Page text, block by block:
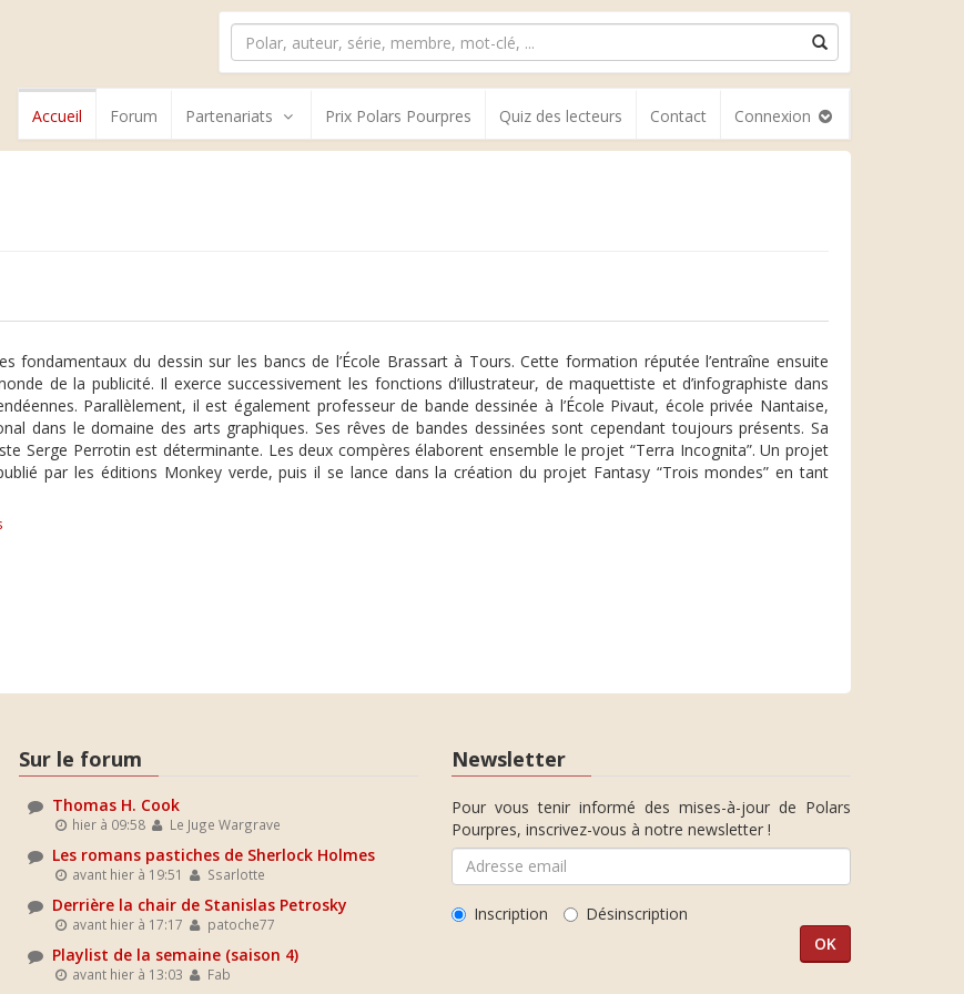
Accueil Forum Partenariats Prix Polars Pourpres Quiz des lecteurs Contact Connexion
fondamentaux du dessin sur les bancs de l’École Brassart à Tours. Cette formation réputée l’entraîne ensuite
de la publicité. Il exerce successivement les fonctions d’illustrateur, de maquettiste et d’infographiste dans
Parallèlement, il est également professeur de bande dessinée à l’École Pivaut, école privée Nantaise,
dans le domaine des arts graphiques. Ses rêves de bandes dessinées sont cependant toujours présents. Sa
Serge Perrotin est déterminante. Les deux compères élaborent ensemble le projet “Terra Incognita”. Un projet
par les éditions Monkey verde, puis il se lance dans la création du projet Fantasy “Trois mondes” en tant
Sur le forum
Thomas H. Cook
hier à 09:58 Le Juge Wargrave
Les romans pastiches de Sherlock Holmes
avant hier à 19:51 Ssarlotte
Derrière la chair de Stanislas Petrosky
avant hier à 17:17 patoche77
Playlist de la semaine (saison 4)
avant hier à 13:03 Fab
Newsletter
Pour vous tenir informé des mises-à-jour de Polars
Pourpres, inscrivez-vous à notre newsletter !
Inscription Désinscription